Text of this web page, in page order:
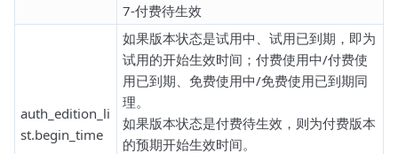
7-付费待生效
auth_edition_li
st.begin_time
如果版本状态是试用中、试用已到期，即为
试用的开始生效时间；付费使用中/付费使
用已到期、免费使用中/免费使用已到期同
理。
如果版本状态是付费待生效，则为付费版本
的预期开始生效时间。